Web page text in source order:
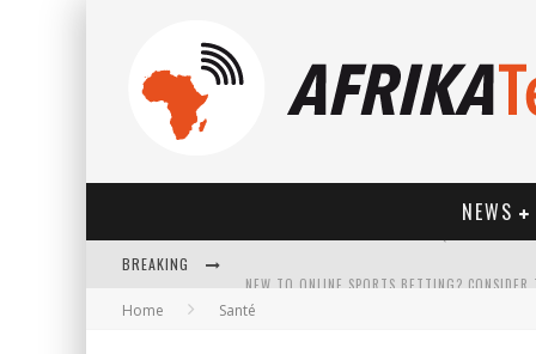
NEWS
BREAKING
HOW TECHNOLOGY HAS CHANGED SPORTS
Home Santé